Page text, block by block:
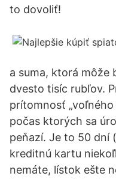
to dovoliť!
a suma, ktorá
dvesto tisíc rubľov.
prítomnosť
počas ktorých sa
peňazí. Je to 50 dní
kreditnú kartu
nemáte, lístok ešte